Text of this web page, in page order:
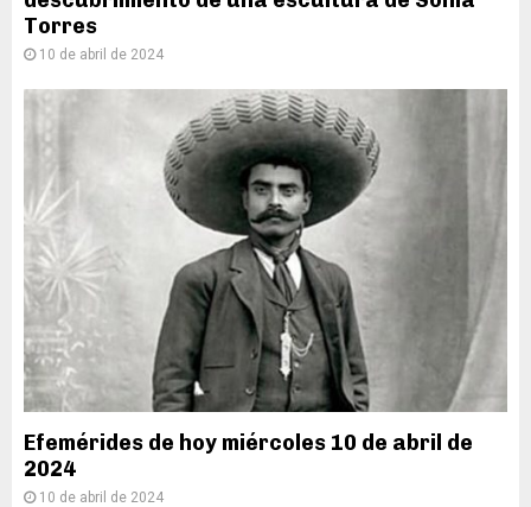
Torres
10 de abril de 2024
Efemérides de hoy miércoles 10 de abril de
2024
10 de abril de 2024